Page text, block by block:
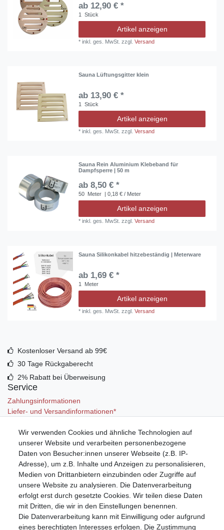
ab 12,90 € *
1 Stück
Artikel anzeigen
*inkl. ges. MwSt. zzgl.Versand
Sauna Lüftungsgitter klein
ab 13,90 € *
1 Stück
Artikel anzeigen
*inkl. ges. MwSt. zzgl.Versand
Sauna Rein Aluminium Klebeband für
Dampfsperre | 50 m
ab 8,50 € *
50 Meter | 0,18 € / Meter
Artikel anzeigen
*inkl. ges. MwSt. zzgl.Versand
Sauna Silikonkabel hitzebeständig | Meterware
ab 1,69 € *
1 Meter
Artikel anzeigen
*inkl. ges. MwSt. zzgl.Versand
Kostenloser Versand ab 99€
30 Tage Rückgaberecht
2% Rabatt bei Überweisung
Service
Zahlungsinformationen
Liefer- und Versandinformationen*
Mein Konto
Registrieren
Anmelden (Login)
Warenkorb
Wir verwenden Cookies und ähnliche Technologien auf
unserer Website und verarbeiten personenbezogene
Daten von Besucher:innen unserer Webseite (z.B. IP-
Adresse), um z.B. Inhalte und Anzeigen zu personalisieren,
Medien von Drittanbietern einzubinden oder Zugriffe auf
unsere Website zu analysieren. Die Datenverarbeitung
erfolgt erst durch gesetzte Cookies. Wir teilen diese Daten
mit Dritten, die wir in den Einstellungen benennen.
Die Datenverarbeitung kann mit Einwilligung oder aufgrund
eines berechtigten Interesses erfolgen. Die Zustimmung